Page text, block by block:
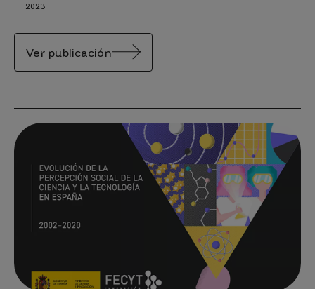
2023
Ver publicación